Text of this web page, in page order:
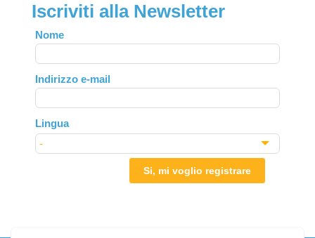
Iscriviti alla Newsletter
Leave
this
field
blank
Nome
Indirizzo e-mail
Lingua
Si, mi voglio registrare